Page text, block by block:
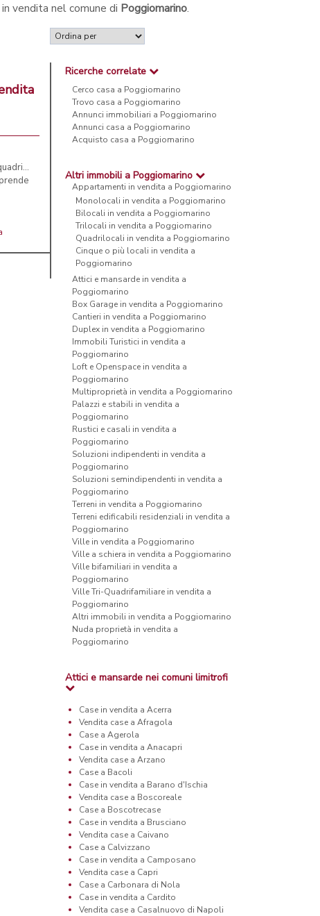
vendita nel comune di Poggiomarino.
Ricerche correlate
Cerco casa a Poggiomarino
Trovo casa a Poggiomarino
Annunci immobiliari a Poggiomarino
Annunci casa a Poggiomarino
Acquisto casa a Poggiomarino
Altri immobili a Poggiomarino
Appartamenti in vendita a Poggiomarino
Monolocali in vendita a Poggiomarino
Bilocali in vendita a Poggiomarino
Trilocali in vendita a Poggiomarino
Quadrilocali in vendita a Poggiomarino
Cinque o più locali in vendita a
Poggiomarino
Attici e mansarde in vendita a
Poggiomarino
Box Garage in vendita a Poggiomarino
Cantieri in vendita a Poggiomarino
Duplex in vendita a Poggiomarino
Immobili Turistici in vendita a
Poggiomarino
Loft e Openspace in vendita a
Poggiomarino
Multiproprietà in vendita a Poggiomarino
Palazzi e stabili in vendita a
Poggiomarino
Rustici e casali in vendita a
Poggiomarino
Soluzioni indipendenti in vendita a
Poggiomarino
Soluzioni semindipendenti in vendita a
Poggiomarino
Terreni in vendita a Poggiomarino
Terreni edificabili residenziali in vendita a
Poggiomarino
Ville in vendita a Poggiomarino
Ville a schiera in vendita a Poggiomarino
Ville bifamiliari in vendita a
Poggiomarino
Ville Tri-Quadrifamiliare in vendita a
Poggiomarino
Altri immobili in vendita a Poggiomarino
Nuda proprietà in vendita a
Poggiomarino
Attici e mansarde nei comuni limitrofi
Case in vendita a Acerra
Vendita case a Afragola
Case a Agerola
Case in vendita a Anacapri
Vendita case a Arzano
Case a Bacoli
Case in vendita a Barano d'Ischia
Vendita case a Boscoreale
Case a Boscotrecase
Case in vendita a Brusciano
Vendita case a Caivano
Case a Calvizzano
Case in vendita a Camposano
Vendita case a Capri
Case a Carbonara di Nola
Case in vendita a Cardito
Vendita case a Casalnuovo di Napoli